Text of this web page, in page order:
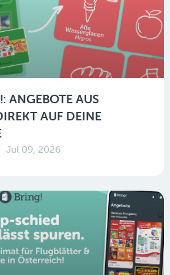
ANGEBOTE AUS
AUF DEINE
Jul 09, 2026